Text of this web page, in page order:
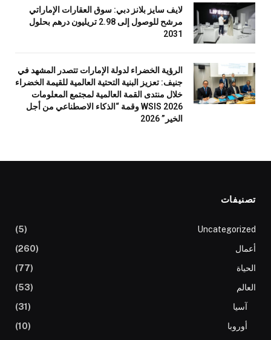
لايف سايز بلانز دبي: سوق العقارات الإماراتي
مرشح للوصول إلى 2.98 تريليون درهم بحلول
2031
الرؤية الخضراء لدولة الإمارات تتصدر المشهد في
جنيف: تعزيز البنية التحتية العالمية للقيمة الخضراء
خلال منتدى القمة العالمية لمجتمع المعلومات
WSIS 2026 وقمة “الذكاء الاصطناعي من أجل
الخير” 2026
تصنيفات
Uncategorized
(5)
أعمال
(260)
الحياة
(77)
العالم
(53)
آسيا
(31)
أوروبا
(10)